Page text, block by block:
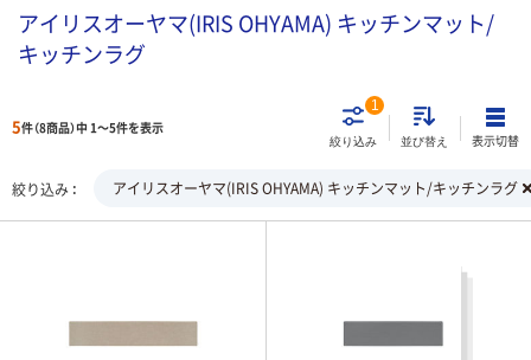
アイリスオーヤマ(IRIS OHYAMA) キッチンマット/
キッチンラグ
5件（8商品）中 1～5件を表示
絞り込み
1
並び替え 表示切替
絞り込み アイリスオーヤマ(IRIS OHYAMA) キッチンマット/キッチンラグ